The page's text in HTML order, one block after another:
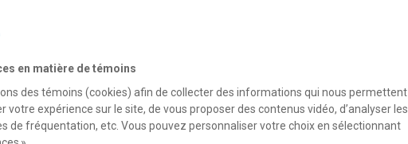
de financement
d’équipe : La diversité au profit de la précision et de l’équité en santé
en matière de témoins
des témoins (cookies) afin de collecter des informations qui nous permettent
votre expérience sur le site, de vous proposer des contenus vidéo, d’analyser les
de fréquentation, etc. Vous pouvez personnaliser votre choix en sélectionnant